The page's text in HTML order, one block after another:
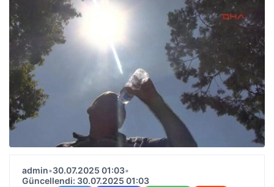
admin•30.07.2025 01:03•
Güncellendi: 30.07.2025 01:03